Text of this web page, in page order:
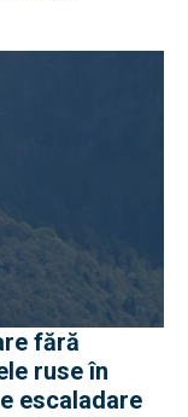
fără
ruse în
escaladare